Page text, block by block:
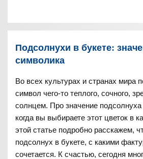
Подсолнухи в букете:
символика
Во всех культурах и странах мира
символ чего-то теплого, сочного,
солнцем. Про значение подсолнуха
когда вы выбираете этот цветок в
этой статье подробно расскажем,
подсолнух в букете, с какими
сочетается. К счастью, сегодня